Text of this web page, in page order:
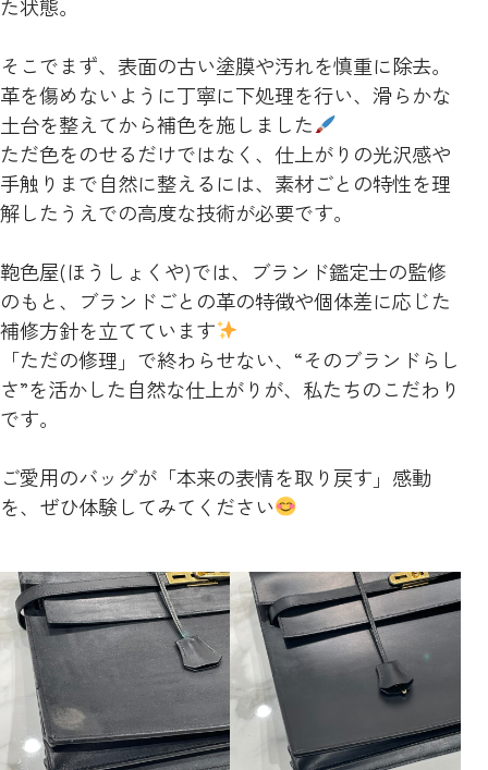
た状態。
そこでまず、表面の古い塗膜や汚れを慎重に除去。
革を傷めないように丁寧に下処理を行い、滑らかな
土台を整えてから補色を施しました
ただ色をのせるだけではなく、仕上がりの光沢感や
手触りまで自然に整えるには、素材ごとの特性を理
解したうえでの高度な技術が必要です。
鞄色屋(ほうしょくや)では、ブランド鑑定士の監修
のもと、ブランドごとの革の特徴や個体差に応じた
補修方針を立てています
「ただの修理」で終わらせない、“そのブランドらし
さ”を活かした自然な仕上がりが、私たちのこだわり
です。
ご愛用のバッグが「本来の表情を取り戻す」感動
を、ぜひ体験してみてください